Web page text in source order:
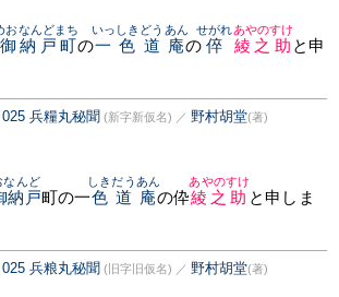
納戸町
おなんどまち
の一色道庵
いっしきどうあん
の 倅
せがれ
綾之助
あやのすけ
と申
兵糧丸秘聞 (新字新仮名) ／ 野村胡堂(著)
納戸
なんど
町の一色
しき
道庵
だうあん
の伜綾之助
あやのすけ
と申しま
兵粮丸秘聞 (旧字旧仮名) ／ 野村胡堂(著)